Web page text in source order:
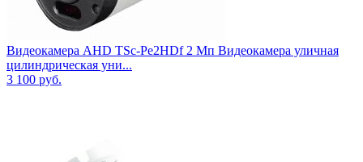
Видеокамера AHD TSc-Pe2HDf 2 Мп Видеокамера уличная
цилиндрическая уни...
3 100 руб.